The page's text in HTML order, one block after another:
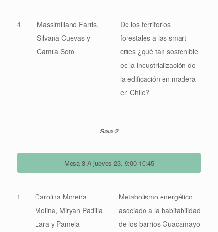
–
4
Massimiliano Farris,
Silvana Cuevas y
Camila Soto
De los territorios
forestales a las smart
cities ¿qué tan sostenible
es la industrialización de
la edificación en madera
en Chile?
Sala 2
Mesa 3-A jueves 23, 9:00-10:45
1
Carolina Moreira
Molina, Miryan Padilla
Lara y Pamela
Metabolismo energético
asociado a la habitabilidad
de los barrios Guacamayo